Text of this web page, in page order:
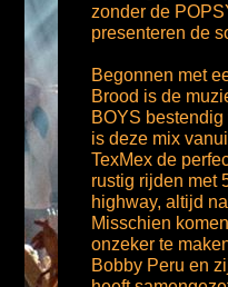
zonder de
presenteren de
Begonnen met
Brood is de
BOYS
is deze mix
TexMex de
rustig rijden met
highway, altijd
Misschien
onzeker te
Bobby Peru en